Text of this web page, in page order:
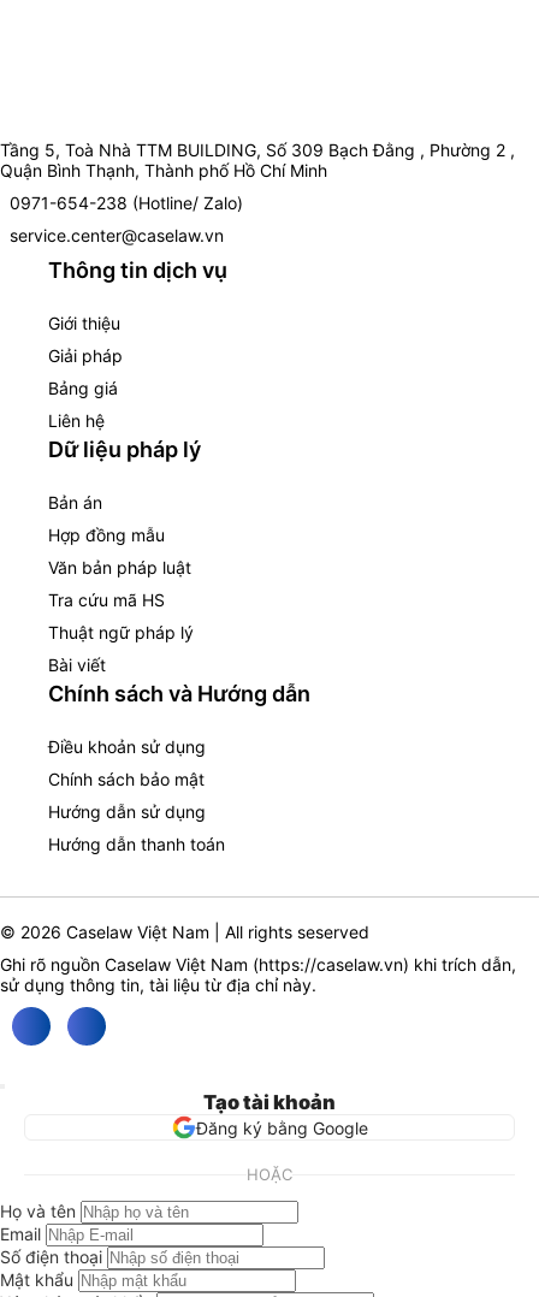
Tầng 5, Toà Nhà TTM BUILDING, Số 309 Bạch Đằng , Phường 2 ,
Quận Bình Thạnh, Thành phố Hồ Chí Minh
0971-654-238 (Hotline/ Zalo)
service.center@caselaw.vn
Thông tin dịch vụ
Giới thiệu
Giải pháp
Bảng giá
Liên hệ
Dữ liệu pháp lý
Bản án
Hợp đồng mẫu
Văn bản pháp luật
Tra cứu mã HS
Thuật ngữ pháp lý
Bài viết
Chính sách và Hướng dẫn
Điều khoản sử dụng
Chính sách bảo mật
Hướng dẫn sử dụng
Hướng dẫn thanh toán
© 2026 Caselaw Việt Nam | All rights seserved
Ghi rõ nguồn Caselaw Việt Nam (https://caselaw.vn) khi trích dẫn,
sử dụng thông tin, tài liệu từ địa chỉ này.
Tạo tài khoản
Đăng ký bằng Google
HOẶC
Họ và tên
Email
Số điện thoại
Mật khẩu